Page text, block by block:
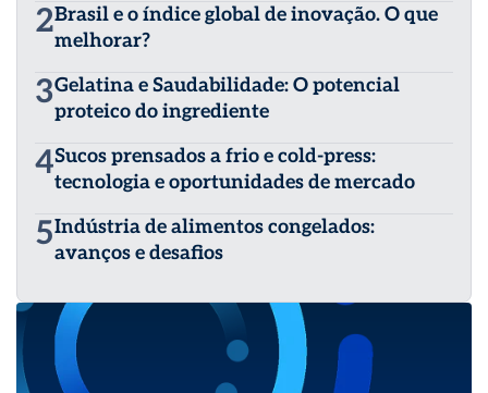
2Brasil e o índice global de inovação. O que
melhorar?
3Gelatina e Saudabilidade: O potencial
proteico do ingrediente
4Sucos prensados a frio e cold-press:
tecnologia e oportunidades de mercado
5Indústria de alimentos congelados:
avanços e desafios